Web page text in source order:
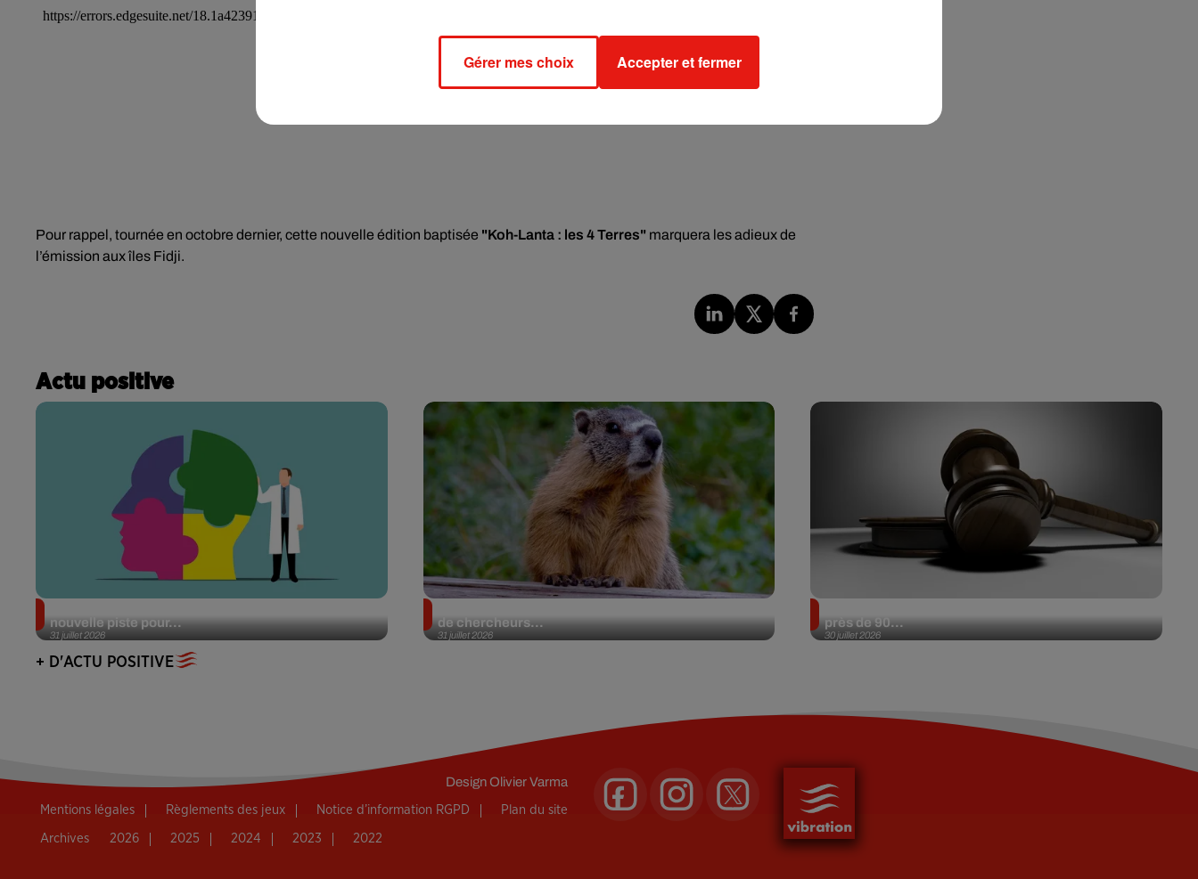
Pour rappel, tournée en octobre dernier, cette nouvelle édition baptisée "Koh-Lanta : les 4 Terres" marquera les adieux de
l’émission aux îles Fidji.
Actu positive
31 juillet 2026
nouvelle piste pour...
31 juillet 2026
de chercheurs...
30 juillet 2026
près de 90...
+ D'ACTU POSITIVE
DesignOlivier Varma
Mentions légales Règlements des jeux Notice d’information RGPD Plan du site
Archives 2026 2025 2024 2023 2022
Gérer mes choix Accepter et fermer